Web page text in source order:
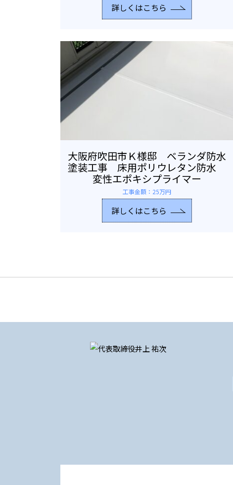
詳しくはこちら
大阪府吹田市Ｋ様邸 ベランダ防水
塗装工事 床用ポリウレタン防水
変性エポキシプライマー
工事金額：25万円
詳しくはこちら